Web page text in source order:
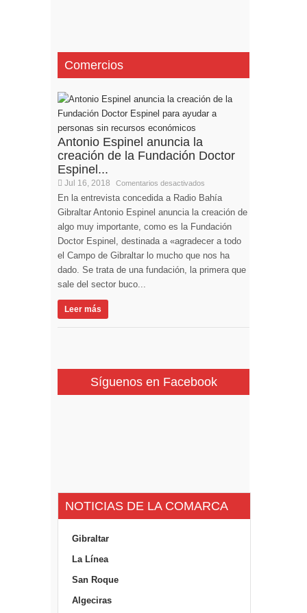
Comercios
Antonio Espinel anuncia la
creación de la Fundación Doctor
Espinel...
Jul 16, 2018 Comentarios desactivados
En la entrevista concedida a Radio Bahía
Gibraltar Antonio Espinel anuncia la creación de
algo muy importante, como es la Fundación
Doctor Espinel, destinada a «agradecer a todo
el Campo de Gibraltar lo mucho que nos ha
dado. Se trata de una fundación, la primera que
sale del sector buco...
Leer más
Síguenos en Facebook
NOTICIAS DE LA COMARCA
Gibraltar
La Línea
San Roque
Algeciras